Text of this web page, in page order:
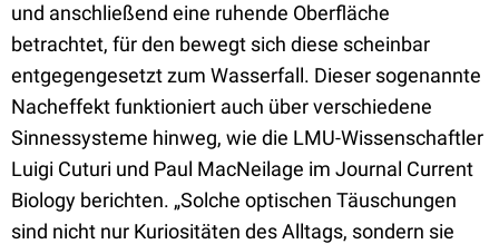
und anschließend eine ruhende Oberfläche
betrachtet, für den bewegt sich diese scheinbar
entgegengesetzt zum Wasserfall. Dieser sogenannte
Nacheffekt funktioniert auch über verschiedene
Sinnessysteme hinweg, wie die LMU-Wissenschaftler
Luigi Cuturi und Paul MacNeilage im Journal Current
Biology berichten. „Solche optischen Täuschungen
sind nicht nur Kuriositäten des Alltags, sondern sie